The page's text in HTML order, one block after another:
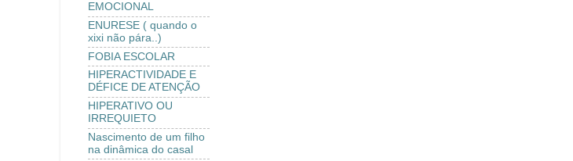
EMOCIONAL
ENURESE ( quando o
xixi não pára..)
FOBIA ESCOLAR
HIPERACTIVIDADE E
DÉFICE DE ATENÇÃO
HIPERATIVO OU
IRREQUIETO
Nascimento de um filho
na dinâmica do casal